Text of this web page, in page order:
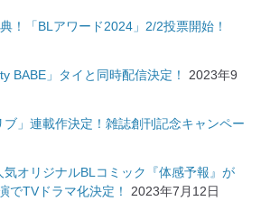
！「BLアワード2024」2/2投票開始！
BABE」タイと同時配信決定！
2023年9
」連載作決定！雑誌創刊記念キャンペー
オリジナルBLコミック『体感予報』が
でTVドラマ化決定！
2023年7月12日